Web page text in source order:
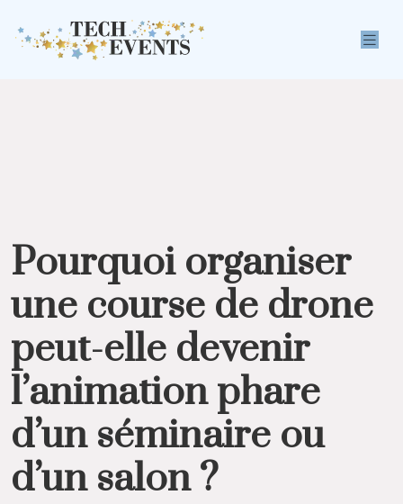
Pourquoi organiser
une course de drone
peut-elle devenir
l’animation phare
d’un séminaire ou
d’un salon ?